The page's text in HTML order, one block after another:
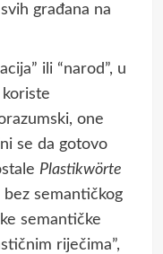
građana na
ili “narod”, u
one
se da gotovo
Plastikwörte
semantičkog
semantičke
riječima”,